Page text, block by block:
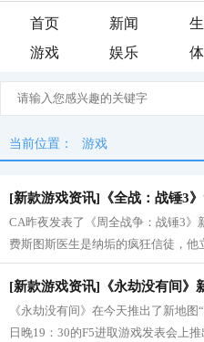
首页 新闻
游戏
娱乐
当前位置： 游戏
[新款游戏资讯]《全战：战锤3
CA昨夜发表了《周全战争：战锤3》
费斯图斯医生是纳垢的疯狂信徒，
些禁断的常识。他投身战场的独一动
[新款游戏资讯]《永劫没有间》
《永劫没有间》在今天推出了新地
日晚19：30的F5进取游戏发表会上